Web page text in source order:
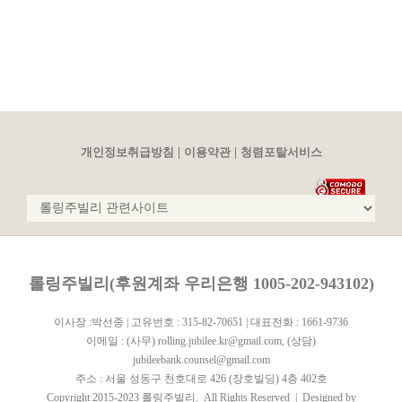
개인정보취급방침 이용약관| 청렴포탈서비스
롤링주빌리(후원계좌 우리은행 1005-202-943102)
이사장 :박선종 | 고유번호 : 315-82-70651 | 대표전화 : 1661-9736
이메일 : (사무) rolling.jubilee.kr@gmail.com, (상담)
jubileebank.counsel@gmail.com
주소 : 서울 성동구 천호대로 426 (장호빌딩) 4층 402호
Copyright 2015-2023 롤링주빌리. All Rights Reserved | Designed by